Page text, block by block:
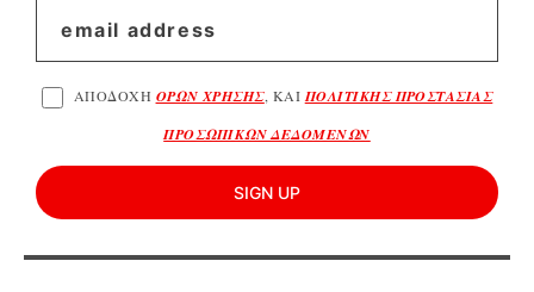
ΑΠΟΔΟΧΗ ΟΡΩΝ ΧΡΗΣΗΣ, ΚΑΙ ΠΟΛΙΤΙΚΗΣ ΠΡΟΣΤΑΣΙΑΣ
ΠΡΟΣΩΠΙΚΩΝ ΔΕΔΟΜΕΝΩΝ
SIGN UP